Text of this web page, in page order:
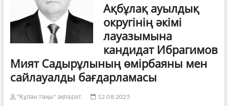
Ақбұлақ ауылдық
округінің әкімі
лауазымына
кандидат Ибрагимов
Мият Садырұлының өмірбаяны мен
сайлауалды бағдарламасы
"Құлан таңы" ақпарат. 12.08.2025